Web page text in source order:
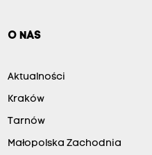
O NAS
Aktualności
Kraków
Tarnów
Małopolska Zachodnia